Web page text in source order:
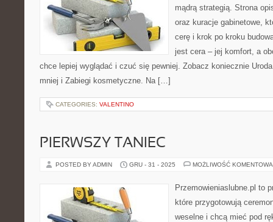
mądrą strategią. Strona
oraz kuracje gabinetowe,
cerę i krok po kroku
jest cera – jej komfort, a
chce lepiej wyglądać i czuć się pewniej. Zobacz koniecznie
mniej i Zabiegi kosmetyczne. Na […]
CATEGORIES: VALENTINO
PIERWSZY TANIEC
POSTED BY ADMIN GRU - 31 - 2025 MOŻLIWOŚĆ
Przemowieniaslubne.pl to
które przygotowują
weselne i chcą mieć pod